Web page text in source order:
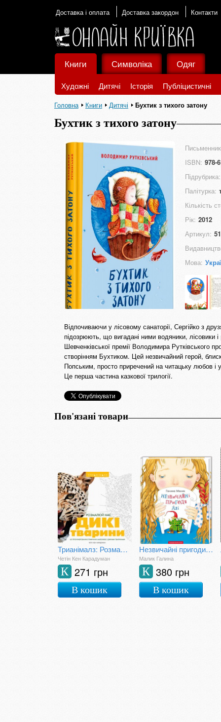
Доставка і оплата Доставка закордон Контакти
Книги
Художні Дитячі Історія Публіцистичні
Символіка Одяг
Головна Книги Дитячі Бухтик з тихого затону
Бухтик з тихого затону
ISBN: 978-
Підрубрика:
Палітурка:
Кількість
Рік: 2012
Артикул:
Мова:
Відпочиваючи у лісовому санаторії, Сергійко з
підозрюють, що вигадані ними водяники, лісовики
Шевченківської премії Володимира Рутківського
створінням Бухтиком. Цей незвичайний герой,
Попським, просто приречений на читацьку любов і
Це перша частина казкової трилогії.
Пов'язані товари
Трианімалз: Розмалюй нас. Дикі тварини
Четін Кен Карадуман
271 грн
К
В кошик
Незвичайні пригоди Алі
Малик Галина
380 грн
К
В кошик